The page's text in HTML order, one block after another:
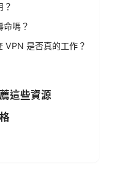
？
嗎？
VPN 是否真的工作？
這些資源